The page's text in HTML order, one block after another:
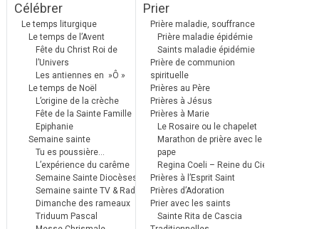
Célébrer
Le temps liturgique
Le temps de l’Avent
Fête du Christ Roi de
l’Univers
Les antiennes en »Ô »
Le temps de Noël
L’origine de la crèche
Fête de la Sainte Famille
Epiphanie
Semaine sainte
Tu es poussière…
L’expérience du carême
Semaine Sainte Diocèses
Semaine sainte TV & Radio
Dimanche des rameaux
Triduum Pascal
Prier
Prière maladie, souffrance
Prière maladie épidémie
Saints maladie épidémie
Prière de communion
spirituelle
Prières au Père
Prières à Jésus
Prières à Marie
Le Rosaire ou le chapelet
Marathon de prière avec le
pape
Regina Coeli – Reine du Ciel
Prières à l’Esprit Saint
Prières d’Adoration
Prier avec les saints
Sainte Rita de Cascia